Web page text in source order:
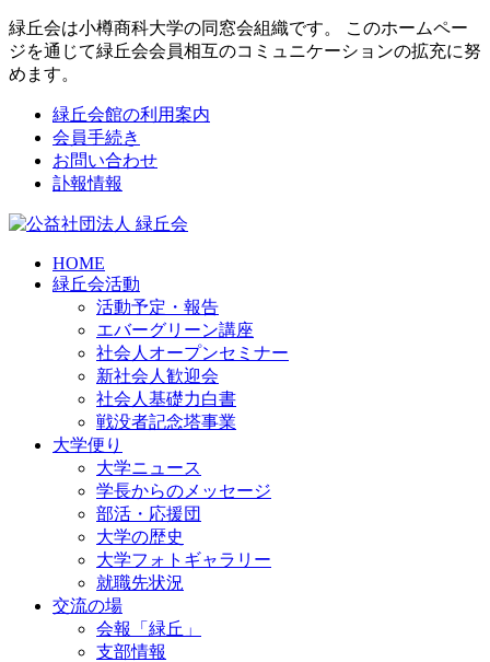
緑丘会は小樽商科大学の同窓会組織です。 このホームペー
ジを通じて緑丘会会員相互のコミュニケーションの拡充に努
めます。
緑丘会館の利用案内
会員手続き
お問い合わせ
訃報情報
HOME
緑丘会活動
活動予定・報告
エバーグリーン講座
社会人オープンセミナー
新社会人歓迎会
社会人基礎力白書
戦没者記念塔事業
大学便り
大学ニュース
学長からのメッセージ
部活・応援団
大学の歴史
大学フォトギャラリー
就職先状況
交流の場
会報「緑丘」
支部情報